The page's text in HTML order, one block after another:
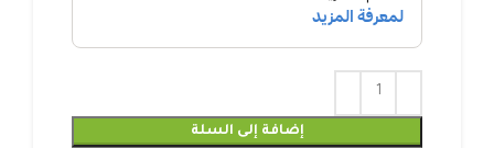
إضافة إلى السلة